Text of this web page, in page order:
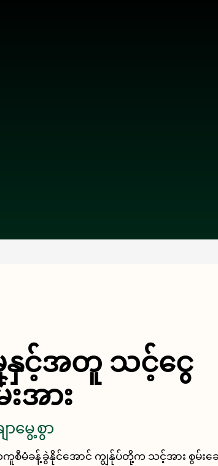
နှင့်အတူ သင့်ငွေ
းအား
ာမွေ့စွာ
ခန့်ခွဲနိုင်အောင် ကျွန်ုပ်တို့က သင့်အား စွမ်းဆ